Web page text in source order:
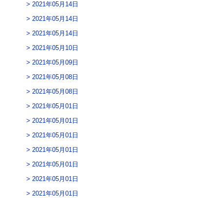
2021年05月14日
2021年05月14日
2021年05月14日
2021年05月10日
2021年05月09日
2021年05月08日
2021年05月08日
2021年05月01日
2021年05月01日
2021年05月01日
2021年05月01日
2021年05月01日
2021年05月01日
2021年05月01日